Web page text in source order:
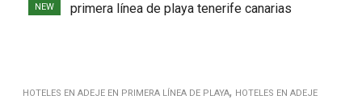
NEW
HOTELES EN ADEJE EN PRIMERA LÍNEA DE PLAYA, HOTELES EN ADEJE